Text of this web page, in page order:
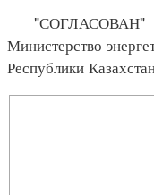
"СОГЛАСОВАН"
Министерство
Республики